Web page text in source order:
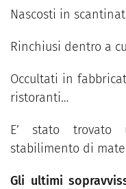
Nascosti in
Rinchiusi dentro a
Occultati in
ristoranti…
E’ stato
stabilimento di
Gli ultimi